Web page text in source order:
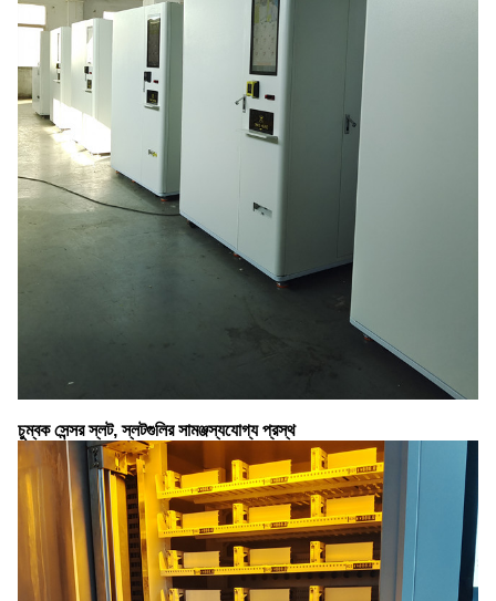
চুম্বক সেন্সর স্লট, স্লটগুলির সামঞ্জস্যযোগ্য প্রস্থ